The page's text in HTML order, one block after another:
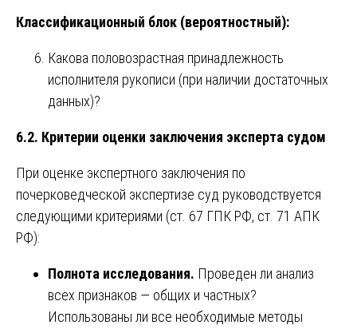
Классификационный блок (вероятностный):
Какова половозрастная принадлежность
исполнителя рукописи (при наличии достаточных
данных)?
6.2. Критерии оценки заключения эксперта судом
При оценке экспертного заключения по
почерковедческой экспертизе суд руководствуется
следующими критериями (ст. 67 ГПК РФ, ст. 71 АПК
РФ):
Полнота исследования. Проведен ли анализ
всех признаков — общих и частных?
Использованы ли все необходимые методы